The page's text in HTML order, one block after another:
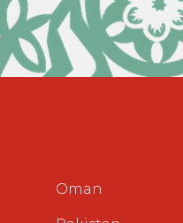
Oman